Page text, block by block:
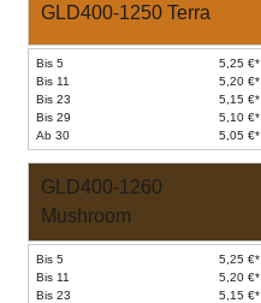
GLD400-1250 Terra
Bis 5
5,25 €*
Bis 11
5,20 €*
Bis 23
5,15 €*
Bis 29
5,10 €*
Ab 30
5,05 €*
GLD400-1260
Mushroom
Bis 5
5,25 €*
Bis 11
5,20 €*
Bis 23
5,15 €*